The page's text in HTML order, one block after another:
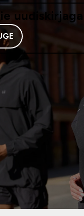
uudiskirjaga